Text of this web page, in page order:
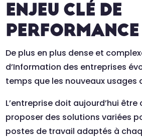
ENJEU CLÉ DE
PERFORMANCE
De plus en plus dense et
d’Information des entreprises
temps que les nouveaux usages
L’entreprise doit aujourd’hui
proposer des solutions variées
postes de travail adaptés à